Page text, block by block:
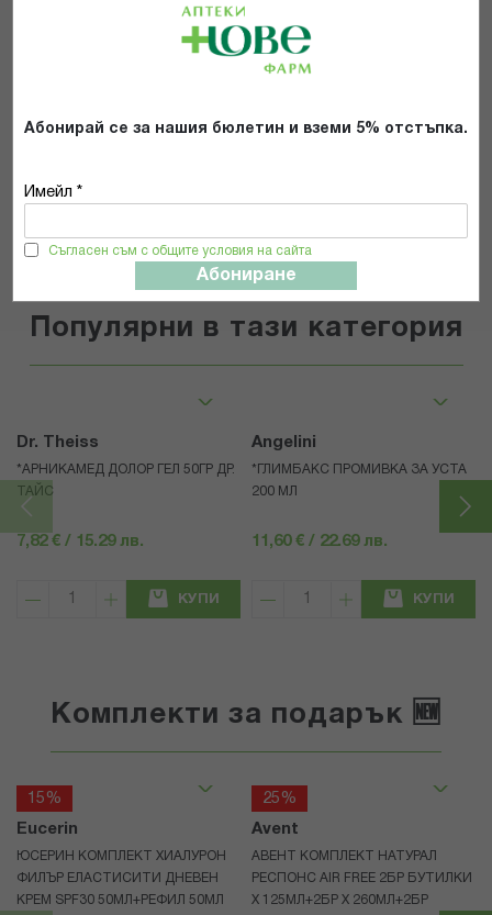
Абонирай се за нашия бюлетин и вземи 5% отстъпка.
Имейл *
Съгласен съм с общите условия на сайта
Абониране
Препоръчвам продукта
Прочетох и се съгласявам с
Общите условия и политиката за
Популярни в тази категория
Dr. Theiss
*АРНИКАМЕД ДОЛОР ГЕЛ 50ГР ДР.
ТАЙС
7,82 € / 15.29 лв.
КУПИ
Angelini
*ГЛИМБАКС ПРОМИВКА ЗА УСТА
200 МЛ
11,60 € / 22.69 лв.
КУПИ
Комплекти за подарък 🆕
15%
Eucerin
ЮСЕРИН КОМПЛЕКТ ХИАЛУРОН
ФИЛЪР ЕЛАСТИСИТИ ДНЕВЕН
КРЕМ SPF30 50МЛ+РЕФИЛ 50МЛ
25%
Avent
АВЕНТ КОМПЛЕКТ НАТУРАЛ
РЕСПОНС AIR FREE 2БР БУТИЛКИ
Х 125МЛ+2БР Х 260МЛ+2БР